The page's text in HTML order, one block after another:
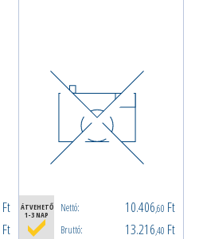
Ft
Ft
ÁTVEHETŐ
1-3 NAP
Nettó: 10.406,60 Ft
Bruttó: 13.216,40 Ft